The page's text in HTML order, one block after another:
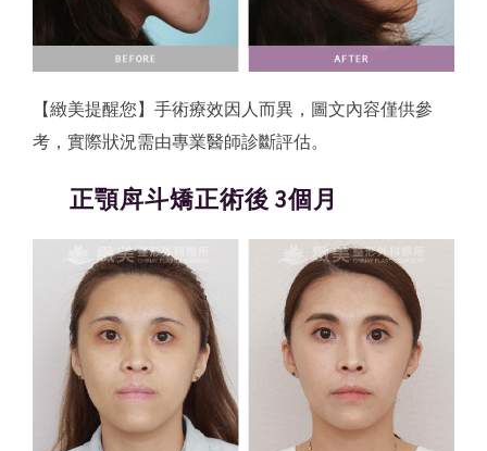
【緻美提醒您】手術療效因人而異，圖文內容僅供參
考，實際狀況需由專業醫師診斷評估。
正顎戽斗矯正術後 3個月